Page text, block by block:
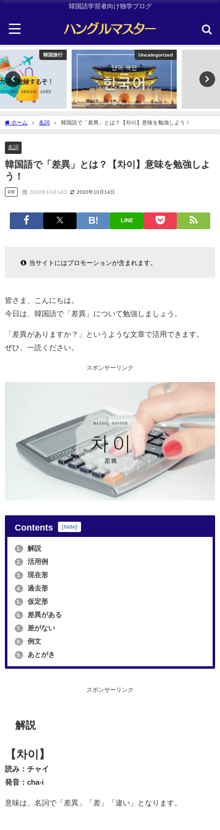
韓国語学習者向け独学ブログ
Uncategorized
ホーム 名詞 韓国語で「差異」とは？【차이】意味を勉強しよう！
名詞
韓国語で「差異」とは？【차이】意味を勉強しよ
う！
PR 2020年10月14日 2020年10月14日
LINE
当サイトにはプロモーションが含まれます。
皆さま、こんにちは。
今日は、韓国語で「差異」について勉強しましょう。
「差異がありますか？」というような文章で活用できます。
ぜひ、一読ください。
スポンサーリンク
Contents [hide]
1. 解説
2. 活用例
3. 現在形
4. 過去形
5. 仮定形
6. 差異がある
7. 差がない
8. 例文
9. あとがき
スポンサーリンク
解説
【차이】
読み：チャイ
発音：cha-i
意味は、名詞で「差異」「差」「違い」となります。